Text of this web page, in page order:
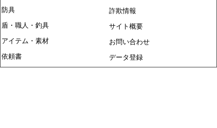
防具
盾・職人・釣具
アイテム・素材
依頼書
詐欺情報
サイト概要
お問い合わせ
データ登録